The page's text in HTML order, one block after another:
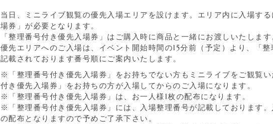
当日、ミニライブ観覧の優先入場エリアを設けます。エリア内に入場す
場券」が必要となります。
「整理番号付き優先入場券」はご購入時に商品と一緒にお渡しいたします
優先エリアへのご入場は、イベント開始時間の15分前（予定）より、「
記載されております番号順にご案内いたします。
※「整理番号付き優先入場券」をお持ちでない方もミニライブをご観覧
付き優先入場券」をお持ちの方が入場してからのご入場になります。
※「整理番号付き優先入場券」は、お一人様1枚の配布になります。
※「整理番号付き優先入場券」には、入場整理番号が記載しております
の配布となりますので予めご了承下さい。